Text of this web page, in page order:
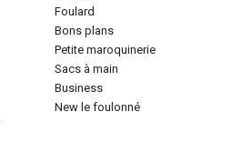
foulard
bons plans
petite maroquinerie
sacs à main
business
new le foulonné